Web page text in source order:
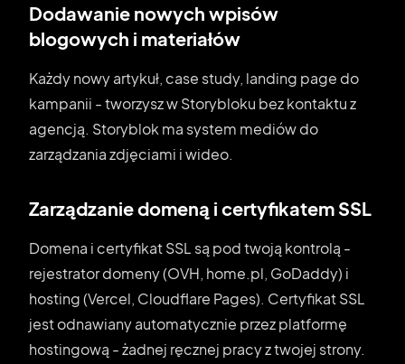
Dodawanie nowych wpisów
blogowych i materiałów
Każdy nowy artykuł, case study, landing page do
kampanii - tworzysz w Storybloku bez kontaktu z
agencją. Storyblok ma system mediów do
zarządzania zdjęciami i wideo.
Zarządzanie domeną i certyfikatem SSL
Domena i certyfikat SSL są pod twoją kontrolą -
rejestrator domeny (OVH, home.pl, GoDaddy) i
hosting (Vercel, Cloudflare Pages). Certyfikat SSL
jest odnawiany automatycznie przez platformę
hostingową - żadnej ręcznej pracy z twojej strony.